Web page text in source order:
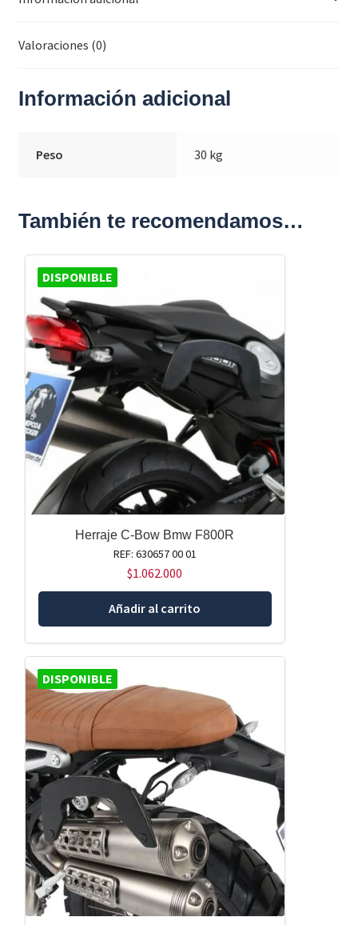
Valoraciones (0)
Información adicional
Peso 30 kg
También te recomendamos…
DISPONIBLE
Herraje C-Bow Bmw F800R
REF: 630657 00 01
$1.062.000
Añadir al carrito
DISPONIBLE